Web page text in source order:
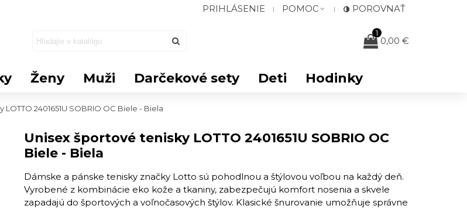
PRIHLÁSENIE POMOC POROVNAŤ
1
0,00 €
Ženy Muži Darčekové sety Deti Hodinky
2401651U SOBRIO OC Biele - Biela
Unisex športové tenisky LOTTO 2401651U SOBRIO OC
Biele - Biela
Dámske a pánske tenisky značky Lotto sú pohodlnou a štýlovou voľbou na každý deň.
Vyrobené z kombinácie eko kože a tkaniny, zabezpečujú komfort nosenia a skvele
zapadajú do športových a voľnočasových štýlov. Klasické šnurovanie umožňuje správne